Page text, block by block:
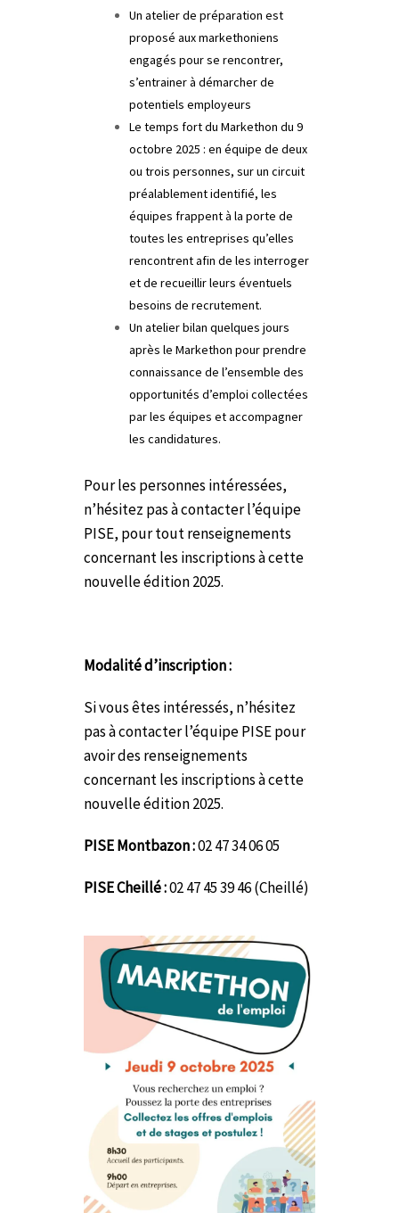
Un atelier de préparation est
proposé aux markethoniens
engagés pour se rencontrer,
s’entrainer à démarcher de
potentiels employeurs
Le temps fort du Markethon du 9
octobre 2025 : en équipe de deux
ou trois personnes, sur un circuit
préalablement identifié, les
équipes frappent à la porte de
toutes les entreprises qu’elles
rencontrent afin de les interroger
et de recueillir leurs éventuels
besoins de recrutement.
Un atelier bilan quelques jours
après le Markethon pour prendre
connaissance de l’ensemble des
opportunités d’emploi collectées
par les équipes et accompagner
les candidatures.
Pour les personnes intéressées,
n’hésitez pas à contacter l’équipe
PISE, pour tout renseignements
concernant les inscriptions à cette
nouvelle édition 2025.
Modalité d’inscription :
Si vous êtes intéressés, n’hésitez
pas à contacter l’équipe PISE pour
avoir des renseignements
concernant les inscriptions à cette
nouvelle édition 2025.
PISE Montbazon :02 47 34 06 05
PISE Cheillé :02 47 45 39 46 (Cheillé)